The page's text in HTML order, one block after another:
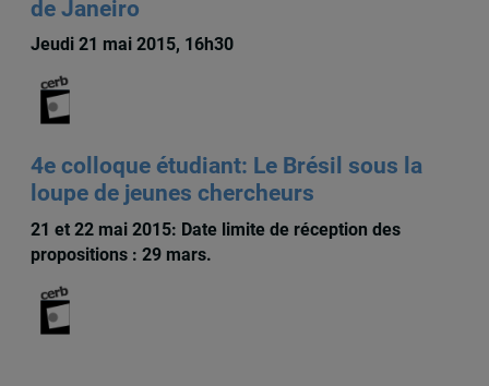
de Janeiro
Jeudi 21 mai 2015, 16h30
4e colloque étudiant: Le Brésil sous la
loupe de jeunes chercheurs
21 et 22 mai 2015: Date limite de réception des
propositions : 29 mars.